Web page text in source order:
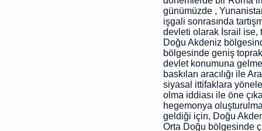
günümüzde ,
işgali sonrasında
devleti olarak İsrail ise,
Doğu Akdeniz
bölgesinde geniş
devlet konumuna
baskıları aracılığı ile
siyasal ittifaklara
olma iddiası ile öne
hegemonya
geldiği için, Doğu
Orta Doğu bölgesinde